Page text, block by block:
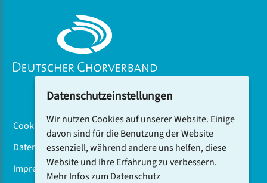
Cookiebanner
Datenschutz
Impressum
Datenschutzeinstellungen
Wir nutzen Cookies auf unserer Website. Einige
davon sind für die Benutzung der Website
essenziell, während andere uns helfen, diese
Website und Ihre Erfahrung zu verbessern.
Mehr Infos zum Datenschutz